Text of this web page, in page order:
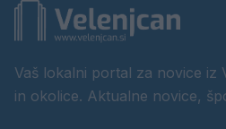
Vaš lokalni portal za novice iz
in okolice. Aktualne novice,